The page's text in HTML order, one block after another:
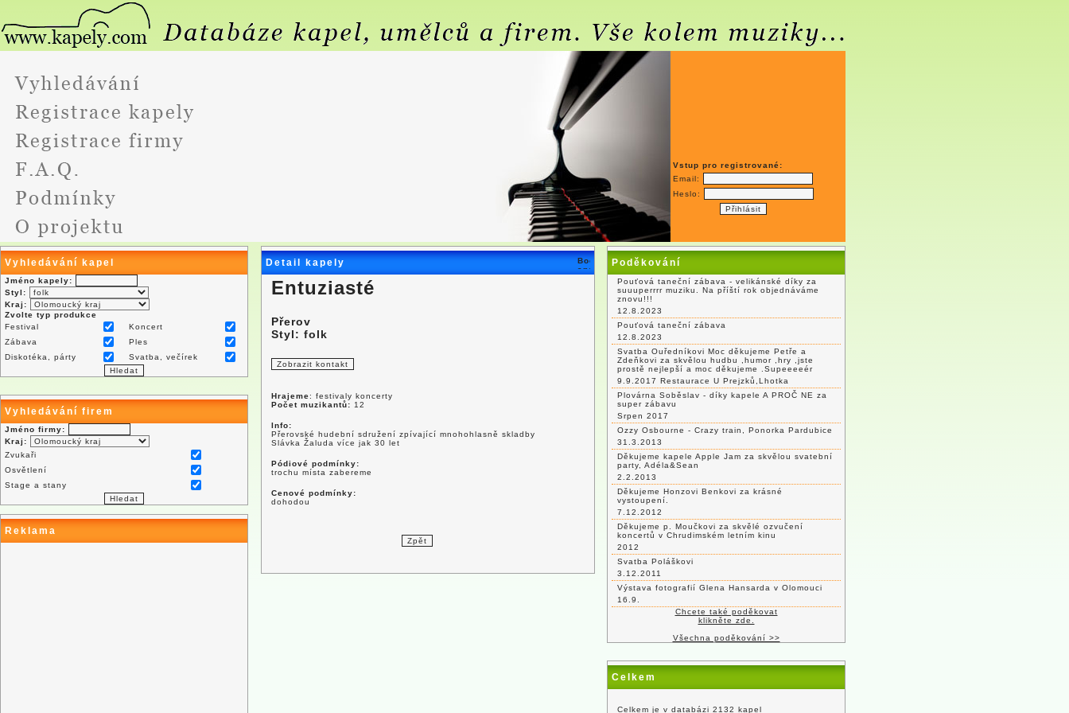
Vstup pro registrované:
Email:
Heslo:
Vyhledávání kapel
Jméno kapely:
Styl:
Kraj:
Zvolte typ produkce
Festival
Koncert
Zábava
Ples
Diskotéka, párty
Svatba, večírek
Vyhledávání firem
Jméno firmy:
Kraj:
Zvukaři
Osvětlení
Stage a stany
Reklama
Detail kapely
Entuziasté
Přerov
Styl: folk
Hrajeme: festivaly koncerty
Počet muzikantů: 12
Info:
Přerovské hudební sdružení zpívající mnohohlasně skladby
Slávka Žaluda více jak 30 let
Pódiové podmínky:
trochu místa zabereme
Cenové podmínky:
dohodou
Poděkování
Pouťová taneční zábava - velikánské díky za
suuuperrrr muziku. Na příští rok objednáváme
znovu!!!
12.8.2023
Pouťová taneční zábava
12.8.2023
Svatba Ouředníkovi Moc děkujeme Petře a
Zdeňkovi za skvělou hudbu ,humor ,hry ,jste
prostě nejlepší a moc děkujeme .Supeeeeér
9.9.2017 Restaurace U Prejzků,Lhotka
Plovárna Soběslav - díky kapele A PROČ NE za
super zábavu
Srpen 2017
Ozzy Osbourne - Crazy train, Ponorka Pardubice
31.3.2013
Děkujeme kapele Apple Jam za skvělou svatební
party, Adéla&Sean
2.2.2013
Děkujeme Honzovi Benkovi za krásné
vystoupení.
7.12.2012
Děkujeme p. Moučkovi za skvělé ozvučení
koncertů v Chrudimském letním kinu
2012
Svatba Poláškovi
3.12.2011
Výstava fotografií Glena Hansarda v Olomouci
16.9.
Chcete také poděkovat
klikněte zde.
Všechna poděkování >>
Celkem
Celkem je v databázi 2132 kapel